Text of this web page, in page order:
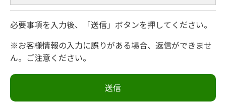
必要事項を入力後、「送信」ボタンを押してください。
※お客様情報の入力に誤りがある場合、返信ができませ
ん。ご注意ください。